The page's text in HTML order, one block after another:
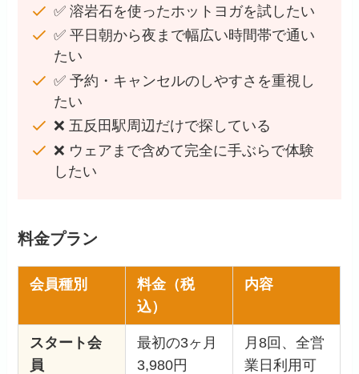
✅ 溶岩石を使ったホットヨガを試したい
✅ 平日朝から夜まで幅広い時間帯で通い
たい
✅ 予約・キャンセルのしやすさを重視し
たい
❌ 五反田駅周辺だけで探している
❌ ウェアまで含めて完全に手ぶらで体験
したい
料金プラン
会員種別
料金（税
込）
内容
スタート会
員
最初の3ヶ月
3,980円
月8回、全営
業日利用可